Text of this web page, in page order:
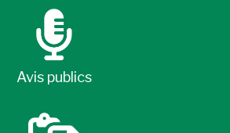
Avis publics